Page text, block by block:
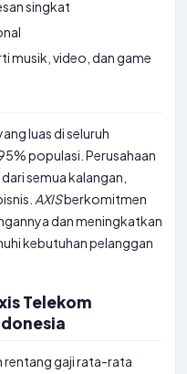
singkat
musik, video, dan game
luas di seluruh
populasi. Perusahaan
semua kalangan,
AXISberkomitmen
dan meningkatkan
kebutuhan pelanggan
Telekom
rentang gaji rata-rata